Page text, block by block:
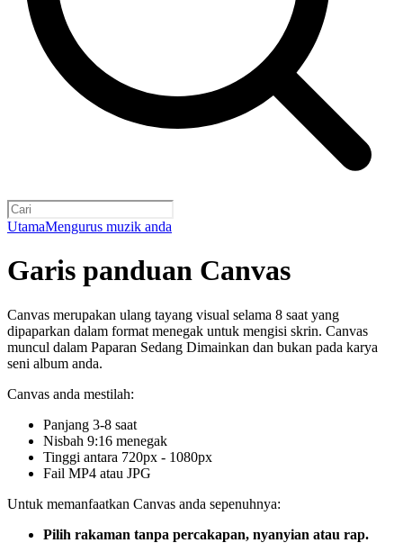
UtamaMengurus muzik anda
Garis panduan Canvas
Canvas merupakan ulang tayang visual selama 8 saat yang
dipaparkan dalam format menegak untuk mengisi skrin. Canvas
muncul dalam Paparan Sedang Dimainkan dan bukan pada karya
seni album anda.
Canvas anda mestilah:
Panjang 3-8 saat
Nisbah 9:16 menegak
Tinggi antara 720px - 1080px
Fail MP4 atau JPG
Untuk memanfaatkan Canvas anda sepenuhnya:
Pilih rakaman tanpa percakapan, nyanyian atau rap.